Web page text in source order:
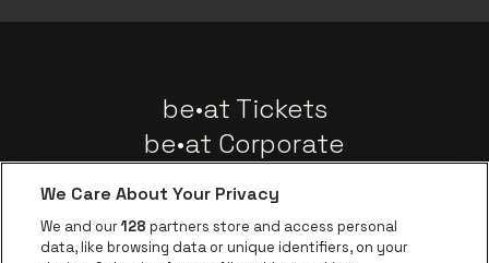
be•at Tickets
be•at Corporate
Nouvelles
Instagram
Facebook
Threads
TiktokYoutube
We Care About Your Privacy
We and our128 partners store and access personal
data, like browsing data or unique identifiers, on your